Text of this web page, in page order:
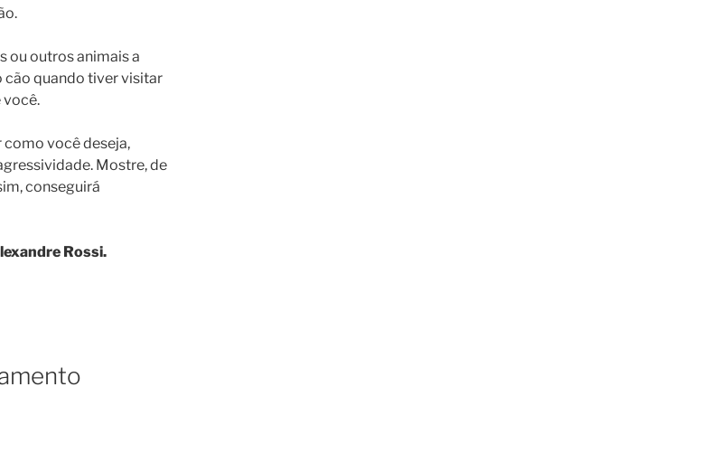
ou outros animais a
cão quando tiver visitar
você.
como você deseja,
Mostre, de
conseguirá
Rossi.